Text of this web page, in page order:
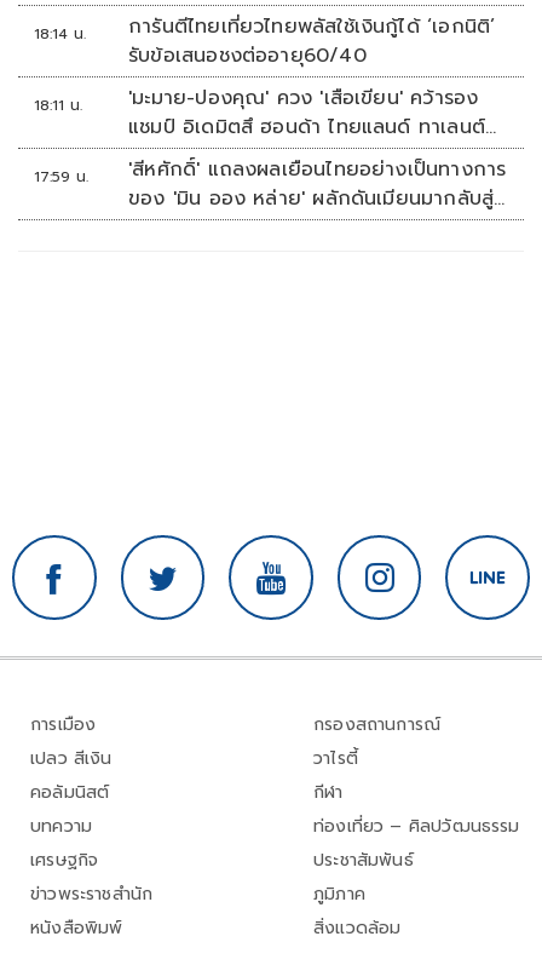
18:14 น.
การันตีไทยเที่ยวไทยพลัสใช้เงินกู้ได้ ‘เอกนิติ’
รับข้อเสนอชงต่ออายุ60/40
18:11 น.
'มะมาย-ปองคุณ' ควง 'เสือเขียน' คว้ารอง
แชมป์ อิเดมิตสึ ฮอนด้า ไทยแลนด์ ทาเลนต์
คัพ สนาม 3
17:59 น.
'สีหศักดิ์' แถลงผลเยือนไทยอย่างเป็นทางการ
ของ 'มิน ออง หล่าย' ผลักดันเมียนมากลับสู่
อาเซียน
การเมือง
เปลว สีเงิน
คอลัมนิสต์
บทความ
เศรษฐกิจ
ข่าวพระราชสำนัก
หนังสือพิมพ์
กรองสถานการณ์
วาไรตี้
กีฬา
ท่องเที่ยว – ศิลปวัฒนธรรม
ประชาสัมพันธ์
ภูมิภาค
สิ่งแวดล้อม